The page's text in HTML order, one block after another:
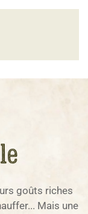
goûts riches
Mais une